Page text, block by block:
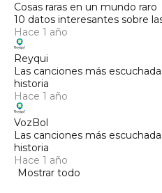
Cosas raras en un mundo raro
10 datos interesantes sobre
Hace 1 año
Reyqui
Las canciones más
historia
Hace 1 año
VozBol
Las canciones más
historia
Hace 1 año
Mostrar todo